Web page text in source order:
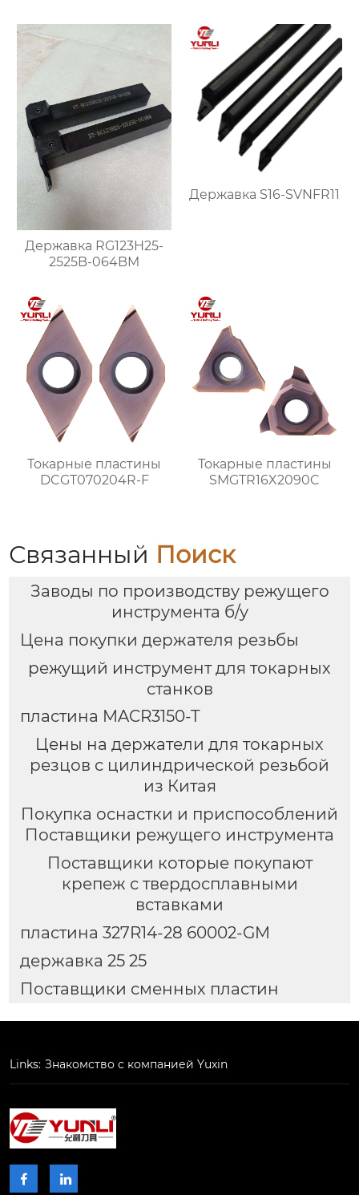
Державка RG123H25-
2525B-064BM
Державка S16-SVNFR11
Токарные пластины
DCGT070204R-F
Токарные пластины
SMGTR16X2090C
Связанный Поиск
Заводы по производству режущего
инструмента б/у
Цена покупки держателя резьбы
режущий инструмент для токарных
станков
пластина MACR3150-T
Цены на держатели для токарных
резцов с цилиндрической резьбой
из Китая
Покупка оснастки и приспособлений
Поставщики режущего инструмента
Поставщики которые покупают
крепеж с твердосплавными
вставками
пластина 327R14-28 60002-GM
державка 25 25
Поставщики сменных пластин
Links: Знакомство с компанией Yuxin
 